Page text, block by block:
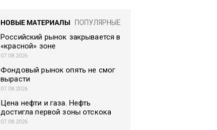
НОВЫЕ МАТЕРИАЛЫ ПОПУЛЯРНЫЕ
Российский рынок закрывается в
«красной» зоне
07.08.2026
Фондовый рынок опять не смог
вырасти
07.08.2026
Цена нефти и газа. Нефть
достигла первой зоны отскока
07.08.2026